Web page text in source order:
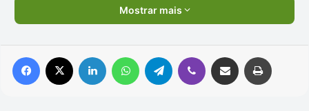
Mostrar mais
Facebook Linkedin WhatsAppTelegram Viber Compartilhar via e-mail